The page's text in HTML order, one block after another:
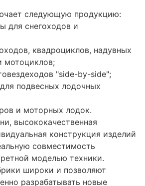
следующую продукцию:
для снегоходов и
квадроциклов, надувных
мотоциклов;
"side-by-side";
подвесных лодочных
и моторных лодок.
высококачественная
конструкция изделий
совместимость
моделью техники.
широки и позволяют
разрабатывать новые